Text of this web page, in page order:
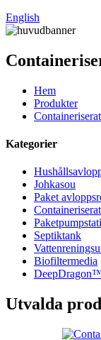
English
Hem
Produkter
Kategorier
Johkasou
Paket
Septiktank
Biofiltermedia
Utvalda